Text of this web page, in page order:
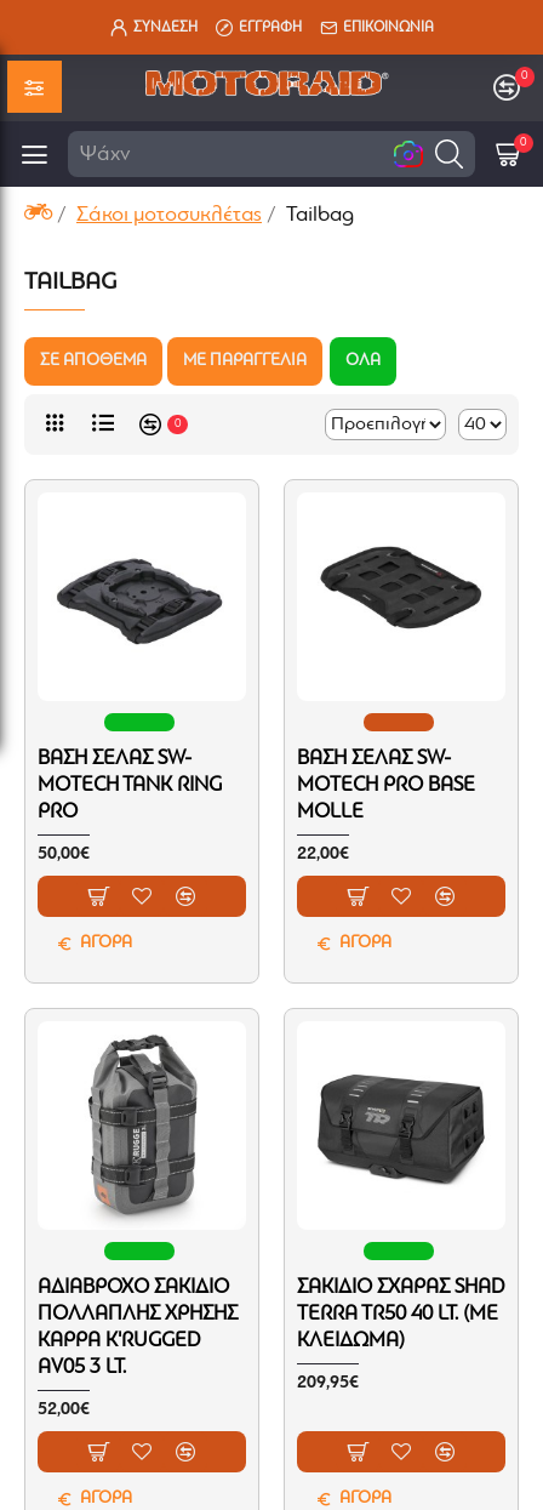
ΣΥΝΔΕΣΗ ΕΓΓΡΑΦΗ ΕΠΙΚΟΙΝΩΝΙΑ
0
Ψάχνω για...
0
Σάκοι μοτοσυκλέτας Tailbag
TAILBAG
ΣΕ ΑΠΟΘΕΜΑ ΜΕ ΠΑΡΑΓΓΕΛΙΑ ΟΛΑ
0
ΒΆΣΗ ΣΈΛΑΣ SW-
MOTECH TANK RING
PRO
50,00€
ΑΓΟΡΑ
ΒΆΣΗ ΣΈΛΑΣ SW-
MOTECH PRO BASE
ΜOLLE
22,00€
ΑΓΟΡΑ
ΑΔΙΆΒΡΟΧΟ ΣΑΚΊΔΙΟ
ΠΟΛΛΑΠΛΉΣ ΧΡΉΣΗΣ
KAPPA K'RUGGED
AV05 3 LT.
52,00€
ΑΓΟΡΑ
ΣΑΚΊΔΙΟ ΣΧΆΡΑΣ SHAD
TERRA TR50 40 LT. (ΜΕ
ΚΛΕΊΔΩΜΑ)
209,95€
ΑΓΟΡΑ